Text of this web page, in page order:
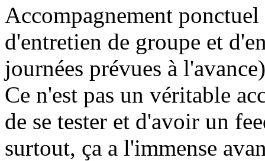
Accompagnement
d'entretien de groupe et
journées prévues à
Ce n'est pas un véritable
de se tester et d'avoir un
surtout, ça a l'immense